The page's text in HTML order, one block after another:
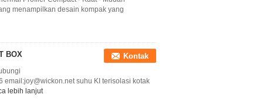
menampilkan desain kompak yang
BOX Kontak
suhu KI terisolasi kotak
lebih lanjut